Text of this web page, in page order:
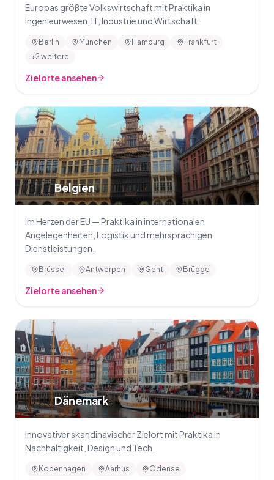
Europas größte Volkswirtschaft mit Praktika in
Ingenieurwesen, IT, Industrie und Wirtschaft.
Berlin München Hamburg
Frankfurt
+2 weitere
Zielorte ansehen
🇧🇪Belgien
Im Herzen der EU — Praktika in internationalen
Angelegenheiten, Logistik und mehrsprachigen
Dienstleistungen.
Brüssel Antwerpen Gent Brügge
Zielorte ansehen
🇩🇰Dänemark
Innovativer skandinavischer Zielort mit Praktika in
Nachhaltigkeit, Design und Tech.
Kopenhagen Aarhus Odense